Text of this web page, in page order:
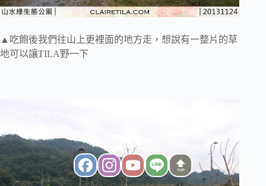
▲吃飽後我們往山上更裡面的地方走，想說有一整片的草
地可以讓TILA野一下
TOP